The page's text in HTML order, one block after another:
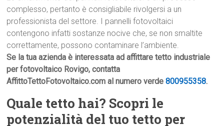
complesso, pertanto è consigliabile rivolgersi a un
professionista del settore. I pannelli fotovoltaici
contengono infatti sostanze nocive che, se non smaltite
correttamente, possono contaminare l’ambiente.
Se la tua azienda è interessata ad affittare tetto industriale
per fotovoltaico Rovigo, contatta
AffittoTettoFotovoltaico.com al numero verde800955358.
Quale tetto hai? Scopri le
potenzialità del tuo tetto per